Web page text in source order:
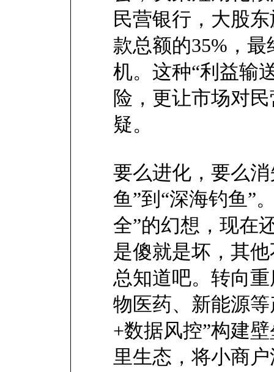
民营银行，大股
款总额的35%，
机。这种“利益输
险，更让市场对
疑。
要么进化，要么
鱼”到“深海钓鱼”
全”的幻想，现在
是傻就是坏，其
总知道吧。转向
物医药、新能源
+数据风控”构建
里生态，将小商